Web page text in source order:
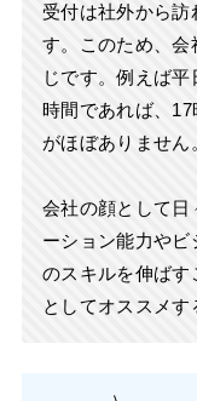
受付は社外から
す。このため、
じです。例えば
時間であれば、
がほぼありません
会社の顔として
ーション能力や
のスキルを伸ば
としてオススメす